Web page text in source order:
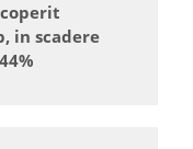
in scadere
44%